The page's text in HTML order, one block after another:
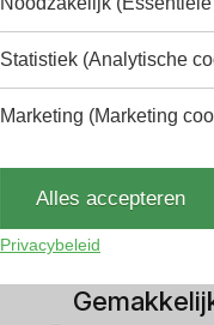
Statistiek (Analytische
Marketing (Marketing
Alles accepteren
Privacybeleid